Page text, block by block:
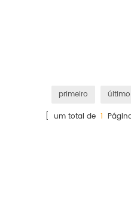
primeiro
último
[ um total de1